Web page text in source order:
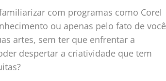
com programas como Corel
ou apenas pelo fato de você
artes, sem ter que enfrentar a
despertar a criatividade que tem